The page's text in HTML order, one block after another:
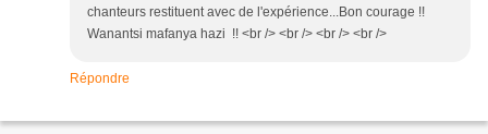
chanteurs restituent avec de l'expérience...Bon courage !!
Wanantsi mafanya hazi !! <br /> <br /> <br /> <br />
Répondre